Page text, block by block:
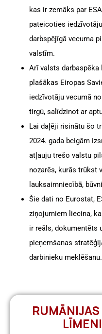
kas ir zemāks par
pateicoties
darbspējīgā vecuma
valstīm.
Arī valsts
plašākas Eiropas
iedzīvotāju vecumā
tirgū, salīdzinot ar
Lai daļēji risinātu šo
2024. gada beigām
atļauju trešo valstu
nozarēs, kurās trūkst
lauksaimniecībā,
Šie dati no Eurostat,
ziņojumiem liecina,
ir reāls, dokumentēts
pieņemšanas
darbinieku meklēšanu.